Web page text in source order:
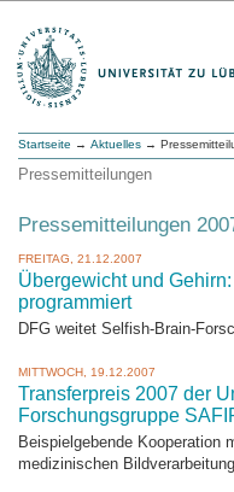
Startseite → Aktuelles →
Pressemitteilungen
Pressemitteilungen
FREITAG, 21.12.2007
Übergewicht und
programmiert
DFG weitet Selfish-Brain-
MITTWOCH, 19.12.2007
Transferpreis 2007 der
Forschungsgruppe
Beispielgebende Kooperation
medizinischen Bildverarbeitung